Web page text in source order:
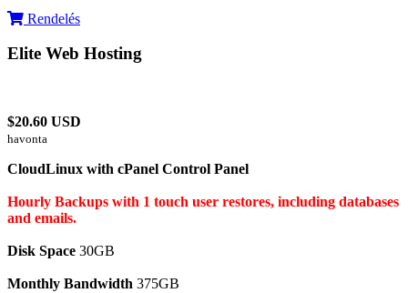
Rendelés
Elite Web Hosting
$20.60 USD
havonta
CloudLinux with cPanel Control Panel
Hourly Backups with 1 touch user restores, including databases
and emails.
Disk Space 30GB
Monthly Bandwidth 375GB